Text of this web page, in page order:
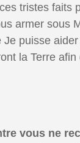
tristes faits
armer sous
Je puisse
la Terre afin
vous ne